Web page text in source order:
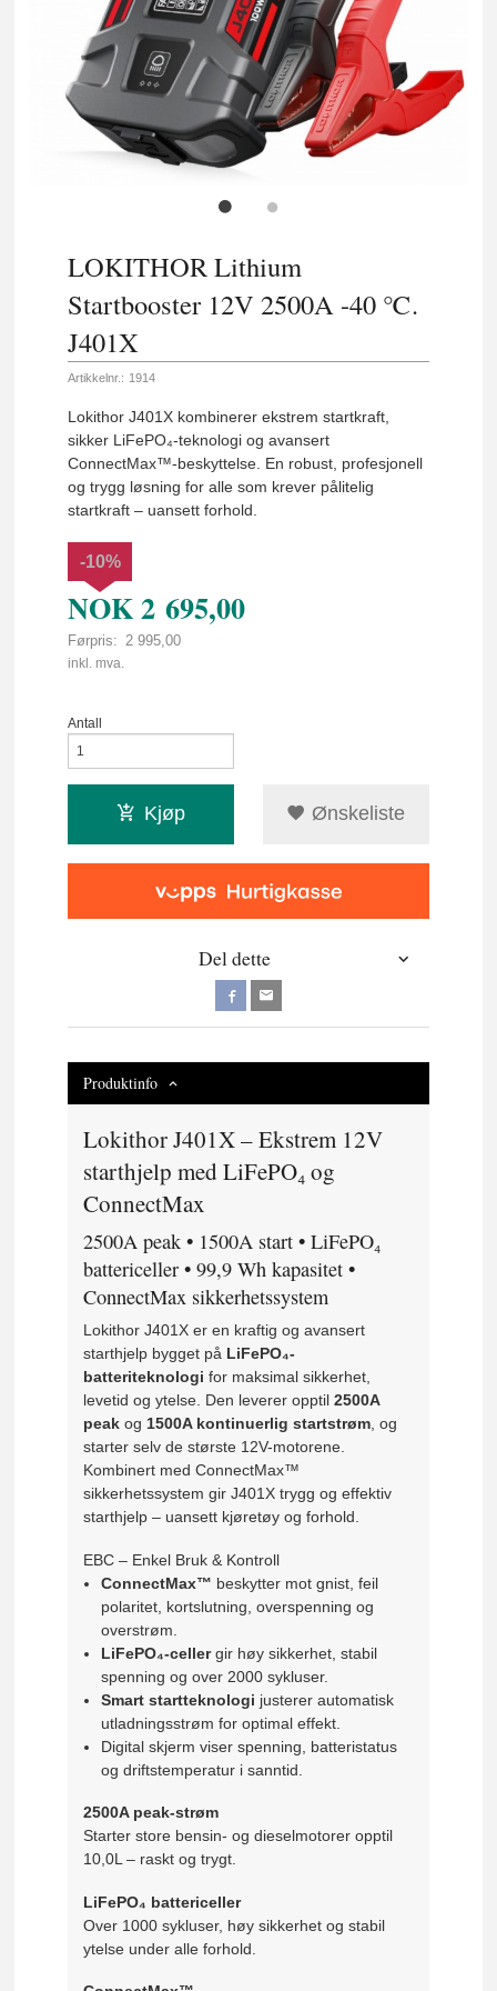
LOKITHOR Lithium
Startbooster 12V 2500A -40 ℃.
J401X
Artikkelnr.: 1914
Lokithor J401X kombinerer ekstrem startkraft,
sikker LiFePO₄-teknologi og avansert
ConnectMax™-beskyttelse. En robust, profesjonell
og trygg løsning for alle som krever pålitelig
startkraft – uansett forhold.
NOK2 695,00
Førpris: 2 995,00
Rabatt
-10%
inkl. mva.
Antall
Kjøp Ønskeliste
Del dette
Produktinfo
Lokithor J401X – Ekstrem 12V
starthjelp med LiFePO₄ og
ConnectMax
2500A peak • 1500A start • LiFePO₄
battericeller • 99,9 Wh kapasitet •
ConnectMax sikkerhetssystem
Lokithor J401X er en kraftig og avansert
starthjelp bygget på LiFePO₄-
batteriteknologi for maksimal sikkerhet,
levetid og ytelse. Den leverer opptil 2500A
peak og 1500A kontinuerlig startstrøm , og
starter selv de største 12V-motorene.
Kombinert med ConnectMax™
sikkerhetssystem gir J401X trygg og effektiv
starthjelp – uansett kjøretøy og forhold.
EBC – Enkel Bruk & Kontroll
ConnectMax™ beskytter mot gnist, feil
polaritet, kortslutning, overspenning og
overstrøm.
LiFePO₄-celler gir høy sikkerhet, stabil
spenning og over 2000 sykluser.
Smart startteknologi justerer automatisk
utladningsstrøm for optimal effekt.
Digital skjerm viser spenning, batteristatus
og driftstemperatur i sanntid.
2500A peak-strøm
Starter store bensin- og dieselmotorer opptil
10,0L – raskt og trygt.
LiFePO₄ battericeller
Over 1000 sykluser, høy sikkerhet og stabil
ytelse under alle forhold.